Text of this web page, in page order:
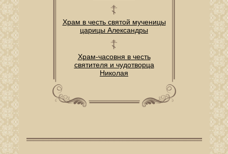
Храм в честь святой мученицы
царицы Александры
Храм-часовня в честь
святителя и чудотворца
Николая